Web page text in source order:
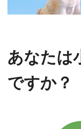
あなたは
ですか？